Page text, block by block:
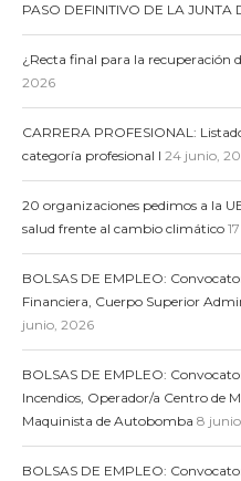
PASO DEFINITIVO DE LA JUNTA
¿Recta final para la recuperación
2026
CARRERA PROFESIONAL:
categoría profesional I 24 junio,
20 organizaciones pedimos a la
salud frente al cambio climático
BOLSAS DE EMPLEO:
Financiera, Cuerpo Superior
junio, 2026
BOLSAS DE EMPLEO:
Incendios, Operador/a Centro de
Maquinista de Autobomba 8
BOLSAS DE EMPLEO: